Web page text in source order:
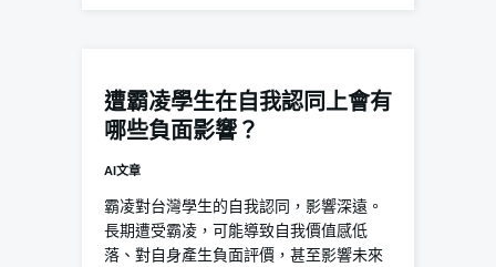
遭霸凌學生在自我認同上會有
哪些負面影響？
AI文章
霸凌對台灣學生的自我認同，影響深遠。
長期遭受霸凌，可能導致自我價值感低
落、對自身產生負面評價，甚至影響未來